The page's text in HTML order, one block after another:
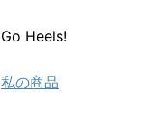
Go Heels!
私の商品